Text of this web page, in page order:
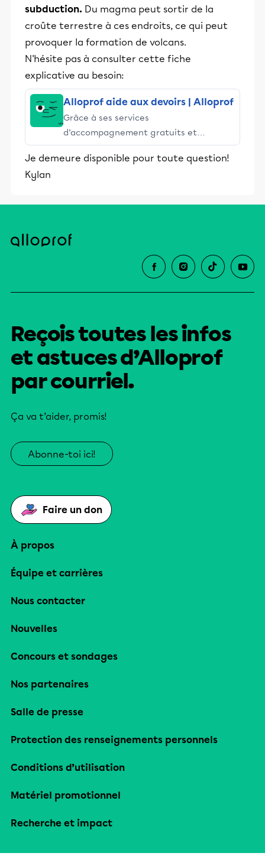
subduction. Du magma peut sortir de la
croûte terrestre à ces endroits, ce qui peut
provoquer la formation de volcans.
N'hésite pas à consulter cette fiche
explicative au besoin:
Alloprof aide aux devoirs | Alloprof
Grâce à ses services
d’accompagnement gratuits et
stimulants, Alloprof engage les élèves
et leurs parents dans la réussite
Je demeure disponible pour toute question!
Kylan
Reçois toutes les infos
et astuces d’Alloprof
par courriel.
Ça va t’aider, promis!
Abonne-toi ici!
Faire un don
À propos
Équipe et carrières
Nous contacter
Nouvelles
Concours et sondages
Nos partenaires
Salle de presse
Protection des renseignements personnels
Conditions d’utilisation
Matériel promotionnel
Recherche et impact